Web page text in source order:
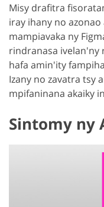
Misy drafitra
iray ihany no
mampiavaka ny
rindranasa
hafa amin'ity
Izany no zavatra tsy
mpifaninana akaiky
Sintomy ny